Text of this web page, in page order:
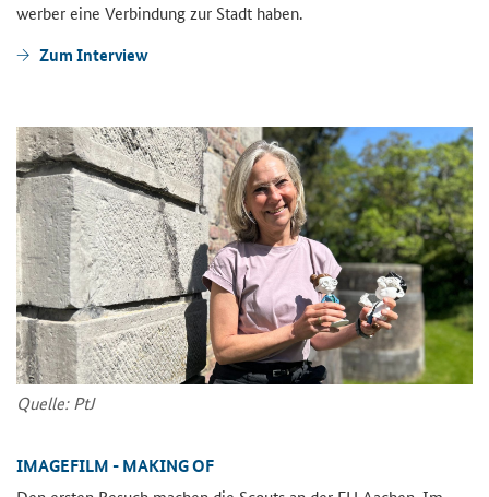
wer­ber eine Ver­bin­dung zur Stadt haben.
Zum In­ter­view
Quel­le: PtJ
IMAGE­FILM - MA­KING OF